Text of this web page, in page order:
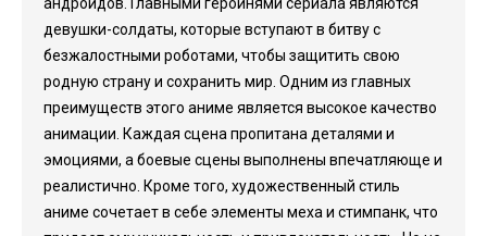
девушки-солдаты, которые вступают в битву с
безжалостными роботами, чтобы защитить свою
родную страну и сохранить мир. Одним из главных
преимуществ этого аниме является высокое качество
анимации. Каждая сцена пропитана деталями и
эмоциями, а боевые сцены выполнены впечатляюще и
реалистично. Кроме того, художественный стиль
аниме сочетает в себе элементы меха и стимпанк, что